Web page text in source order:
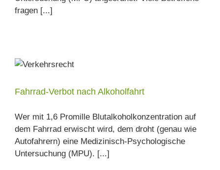
fragen [...]
Fahrrad-Verbot nach Alkoholfahrt
Wer mit 1,6 Promille Blutalkoholkonzentration auf
dem Fahrrad erwischt wird, dem droht (genau wie
Autofahrern) eine Medizinisch-Psychologische
Untersuchung (MPU). [...]